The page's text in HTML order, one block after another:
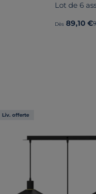
Lot de 6
Dès 89,10 €
Liv. offerte